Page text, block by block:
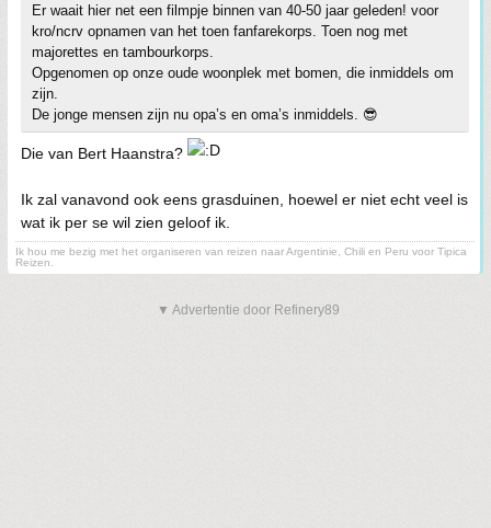
Er waait hier net een filmpje binnen van 40-50 jaar geleden! voor
kro/ncrv opnamen van het toen fanfarekorps. Toen nog met
majorettes en tambourkorps.
Opgenomen op onze oude woonplek met bomen, die inmiddels om
zijn.
De jonge mensen zijn nu opa’s en oma’s inmiddels. 😎
Die van Bert Haanstra?
Ik zal vanavond ook eens grasduinen, hoewel er niet echt veel is
wat ik per se wil zien geloof ik.
Ik hou me bezig met het organiseren van reizen naar Argentinie, Chili en Peru voor Tipica
Reizen.
▼ Advertentie door Refinery89